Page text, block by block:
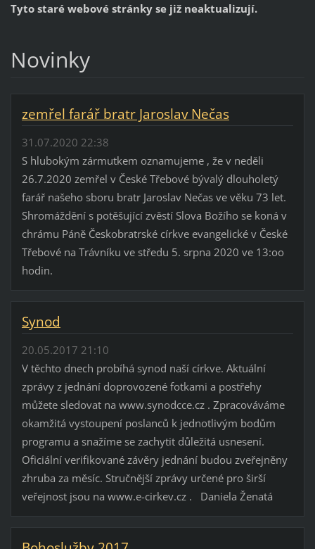
Tyto staré webové stránky se již neaktualizují.
Novinky
zemřel farář bratr Jaroslav Nečas
31.07.2020 22:38
S hlubokým zármutkem oznamujeme , že v neděli
26.7.2020 zemřel v České Třebové bývalý dlouholetý
farář našeho sboru bratr Jaroslav Nečas ve věku 73 let.
Shromáždění s potěšující zvěstí Slova Božího se koná v
chrámu Páně Českobratrské církve evangelické v České
Třebové na Trávníku ve středu 5. srpna 2020 ve 13:oo
hodin.
Synod
20.05.2017 21:10
V těchto dnech probíhá synod naší církve. Aktuální
zprávy z jednání doprovozené fotkami a postřehy
můžete sledovat na www.synodcce.cz . Zpracováváme
okamžitá vystoupení poslanců k jednotlivým bodům
programu a snažíme se zachytit důležitá usnesení.
Oficiální verifikované závěry jednání budou zveřejněny
zhruba za měsíc. Stručnější zprávy určené pro širší
veřejnost jsou na www.e-cirkev.cz . Daniela Ženatá